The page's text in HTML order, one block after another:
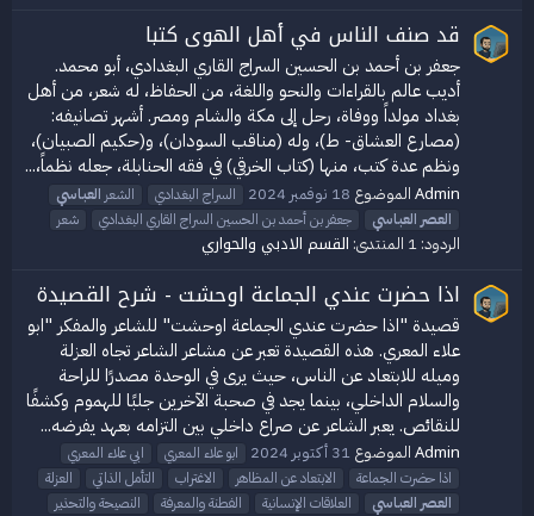
قد صنف الناس في أهل الهوى كتبا
جعفر بن أحمد بن الحسين السراج القاري البغدادي، أبو محمد.
أديب عالم بالقراءات والنحو واللغة، من الحفاظ، له شعر، من أهل
بغداد مولداً ووفاة، رحل إلى مكة والشام ومصر. أشهر تصانيفه:
(مصارع العشاق- ط)، وله (مناقب السودان)، و(حكيم الصبيان)،
ونظم عدة كتب، منها (كتاب الخرقي) في فقه الحنابلة، جعله نظماً،...
Admin الموضوع 18 نوفمبر 2024 السراج البغدادي الشعر العباسي
العصر العباسي جعفر بن أحمد بن الحسين السراج القاري البغدادي شعر
الردود: 1 المنتدى: القسم الادبي والحواري
اذا حضرت عندي الجماعة اوحشت - شرح القصيدة
قصيدة "اذا حضرت عندي الجماعة اوحشت" للشاعر والمفكر "ابو
علاء المعري. هذه القصيدة تعبر عن مشاعر الشاعر تجاه العزلة
وميله للابتعاد عن الناس، حيث يرى في الوحدة مصدرًا للراحة
والسلام الداخلي، بينما يجد في صحبة الآخرين جلبًا للهموم وكشفًا
للنقائص. يعبر الشاعر عن صراع داخلي بين التزامه بعهد يفرضه...
Admin الموضوع 31 أكتوبر 2024 ابو علاء المعري
ابي علاء المعري
اذا حضرت الجماعة
الابتعاد عن المظاهر الاغتراب التأمل الذاتي
العزلة
العصر العباسي العلاقات الإنسانية الفطنة والمعرفة
النصيحة والتحذير